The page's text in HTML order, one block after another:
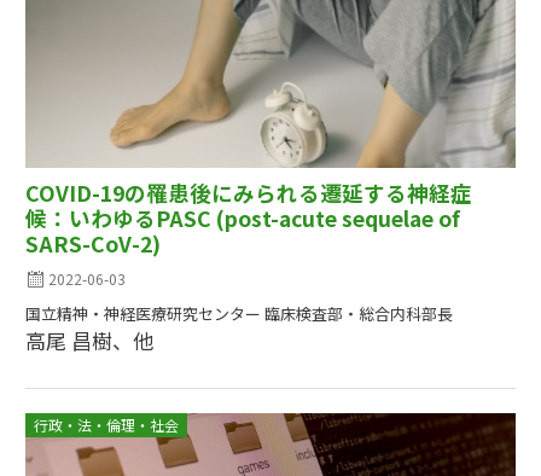
COVID-19の罹患後にみられる遷延する神経症
候：いわゆるPASC (post-acute sequelae of
SARS-CoV-2)
2022-06-03
国立精神・神経医療研究センター 臨床検査部・総合内科部長
高尾 昌樹、他
行政・法・倫理・社会